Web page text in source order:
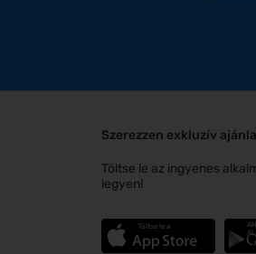
Szerezzen exkluzív
Töltse le az ingyenes
legyen!
Töltse le a